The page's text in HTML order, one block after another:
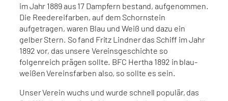
im Jahr 1889 aus 17 Dampfern bestand, aufgenommen.
Die Reedereifarben, auf dem Schornstein
aufgetragen, waren Blau und Weiß und dazu ein
gelber Stern. So fand Fritz Lindner das Schiff im Jahr
1892 vor, das unsere Vereinsgeschichte so
folgenreich prägen sollte. BFC Hertha 1892 in blau-
weißen Vereinsfarben also, so sollte es sein.
Unser Verein wuchs und wurde schnell populär, das